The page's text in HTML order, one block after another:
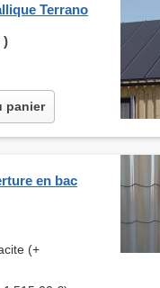
Terrano
)
panier
en bac
(+